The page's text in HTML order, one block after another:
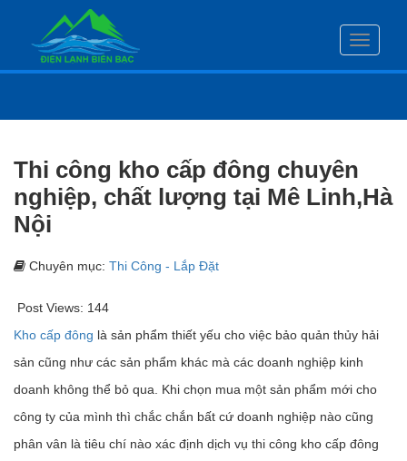
Toggle
Thi công kho cấp đông chuyên
nghiệp, chất lượng tại Mê Linh,Hà
Nội
Chuyên mục: Thi Công - Lắp Đặt
Post Views: 144
Kho cấp đông là sản phẩm thiết yếu cho việc bảo quản thủy hải
sản cũng như các sản phẩm khác mà các doanh nghiệp kinh
doanh không thể bỏ qua. Khi chọn mua một sản phẩm mới cho
công ty của mình thì chắc chắn bất cứ doanh nghiệp nào cũng
phân vân là tiêu chí nào xác định dịch vụ thi công kho cấp đông